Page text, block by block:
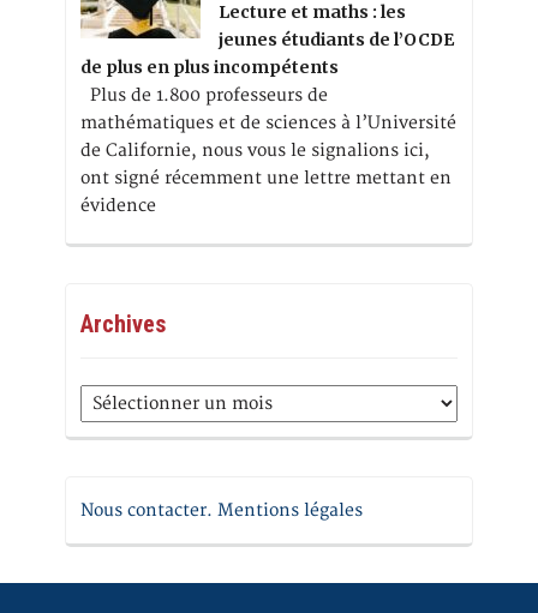
Lecture et maths : les
jeunes étudiants de l’OCDE
de plus en plus incompétents
Plus de 1.800 professeurs de
mathématiques et de sciences à l’Université
de Californie, nous vous le signalions ici,
ont signé récemment une lettre mettant en
évidence
Archives
Archives
Nous contacter. Mentions légales